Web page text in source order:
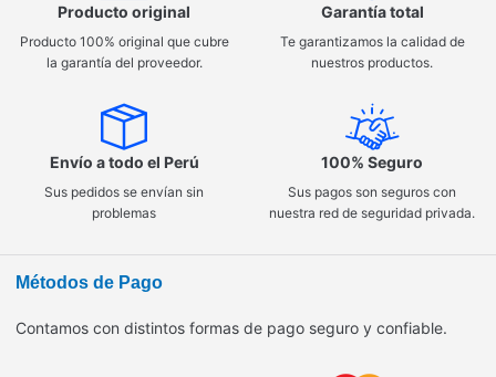
Producto original
Producto 100% original que cubre
la garantía del proveedor.
Garantía total
Te garantizamos la calidad de
nuestros productos.
Envío a todo el Perú
Sus pedidos se envían sin
problemas
100% Seguro
Sus pagos son seguros con
nuestra red de seguridad privada.
Métodos de Pago
Contamos con distintos formas de pago seguro y confiable.